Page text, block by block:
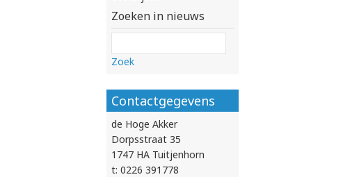
Zoeken in nieuws
Zoek
Contactgegevens
de Hoge Akker
Dorpsstraat 35
1747 HA Tuitjenhorn
t: 0226 391778